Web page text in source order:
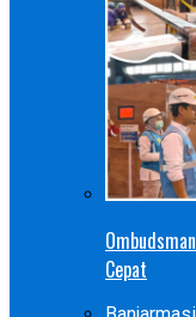
Cepat